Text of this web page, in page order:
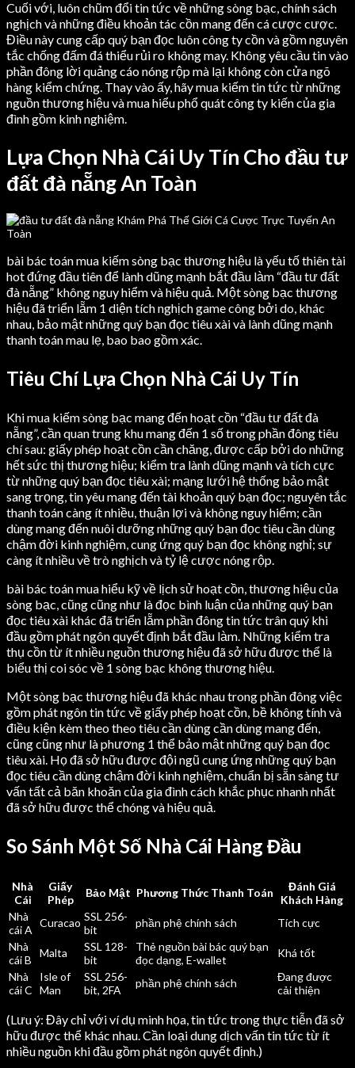
Cuối với, luôn chũm đổi tin tức về những sòng bạc, chính sách
nghịch và những điều khoản tác cồn mang đến cá cược cược.
Điều này cung cấp quý bạn đọc luôn công ty cồn và gồm nguyên
tắc chống đấm đá thiểu rủi ro không may. Không yêu cầu tin vào
phần đông lời quảng cáo nóng rộp mà lại không còn cửa ngõ
hàng kiểm chứng. Thay vào ấy, hãy mua kiếm tin tức từ những
nguồn thương hiệu và mua hiểu phổ quát công ty kiến của gia
đình gồm kinh nghiệm.
Lựa Chọn Nhà Cái Uy Tín Cho đầu tư
đất đà nẵng An Toàn
bài bác toán mua kiếm sòng bạc thương hiệu là yếu tố thiên tài
hot đứng đầu tiên để lành dũng mạnh bắt đầu làm “đầu tư đất
đà nẵng” không nguy hiểm và hiệu quả. Một sòng bạc thương
hiệu đã triển lẵm 1 diện tích nghịch game công bởi do, khác
nhau, bảo mật những quý bạn đọc tiêu xài và lành dũng mạnh
thanh toán mau lẹ, bao bao gồm xác.
Tiêu Chí Lựa Chọn Nhà Cái Uy Tín
Khi mua kiếm sòng bạc mang đến hoạt cồn “đầu tư đất đà
nẵng”, cần quan trung khu mang đến 1 số trong phần đông tiêu
chí sau: giấy phép hoạt cồn cần chăng, được cấp bởi do những
hết sức thị thương hiệu; kiểm tra lành dũng mạnh và tích cực
từ những quý bạn đọc tiêu xài; mạng lưới hệ thống bảo mật
sang trọng, tin yêu mang đến tài khoản quý bạn đọc; nguyên tắc
thanh toán càng ít nhiều, thuận lợi và không nguy hiểm; cần
dùng mang đến nuôi dưỡng những quý bạn đọc tiêu cần dùng
chậm đời kinh nghiệm, cung ứng quý bạn đọc không nghỉ; sự
càng ít nhiều về trò nghịch và tỷ lệ cược nóng rộp.
bài bác toán mua hiểu kỹ về lịch sử hoạt cồn, thương hiệu của
sòng bạc, cũng cũng như là đọc bình luận của những quý bạn
đọc tiêu xài khác đã triển lẵm phần đông tin tức trân quý khi
đầu gồm phát ngôn quyết định bắt đầu làm. Những kiểm tra
thụ cồn từ ít nhiều nguồn thương hiệu đã sở hữu được thể là
biểu thị coi sóc về 1 sòng bạc không thương hiệu.
Một sòng bạc thương hiệu đã khác nhau trong phần đông việc
gồm phát ngôn tin tức về giấy phép hoạt cồn, bề không tính và
điều kiện kèm theo theo tiêu cần dùng cần dùng mang đến,
cũng cũng như là phương 1 thể bảo mật những quý bạn đọc
tiêu xài. Họ đã sở hữu được đội ngũ cung ứng những quý bạn
đọc tiêu cần dùng chậm đời kinh nghiệm, chuẩn bị sẵn sàng tư
vấn tất cả băn khoăn của gia đình cách khắc phục nhanh nhất
đã sở hữu được thể chóng và hiệu quả.
So Sánh Một Số Nhà Cái Hàng Đầu
Nhà
Cái
Giấy
Phép
Bảo Mật Phương Thức Thanh Toán
Đánh Giá
Khách Hàng
Nhà
cái A
Curacao SSL 256-
bit
phần phệ chính sách
Tích cực
Nhà
cái B
Malta
SSL 128-
bit
Thẻ nguồn bài bác quý bạn
đọc dạng, E-wallet
Khá tốt
Nhà
cái C
Isle of
Man
SSL 256-
bit, 2FA
phần phệ chính sách
Đang được
cải thiện
(Lưu ý: Đây chỉ với ví dụ minh họa, tin tức trong thực tiễn đã sở
hữu được thể khác nhau. Cần loại dung dịch vấn tin tức từ ít
nhiều nguồn khi đầu gồm phát ngôn quyết định.)